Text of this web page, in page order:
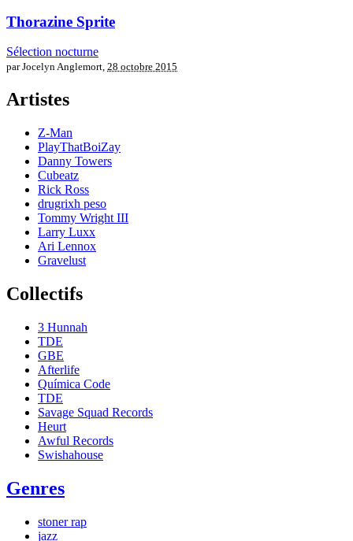
Thorazine Sprite
Sélection nocturne
par Jocelyn Anglemort, 28 octobre 2015
Artistes
Z-Man
PlayThatBoiZay
Danny Towers
Cubeatz
Rick Ross
drugrixh peso
Tommy Wright III
Larry Luxx
Ari Lennox
Gravelust
Collectifs
3 Hunnah
TDE
GBE
Afterlife
Química Code
TDE
Savage Squad Records
Heurt
Awful Records
Swishahouse
Genres
stoner rap
jazz